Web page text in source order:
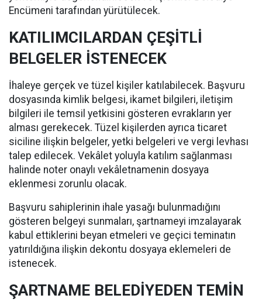
Encümeni tarafından yürütülecek.
KATILIMCILARDAN ÇEŞİTLİ
BELGELER İSTENECEK
İhaleye gerçek ve tüzel kişiler katılabilecek. Başvuru
dosyasında kimlik belgesi, ikamet bilgileri, iletişim
bilgileri ile temsil yetkisini gösteren evrakların yer
alması gerekecek. Tüzel kişilerden ayrıca ticaret
siciline ilişkin belgeler, yetki belgeleri ve vergi levhası
talep edilecek. Vekâlet yoluyla katılım sağlanması
halinde noter onaylı vekâletnamenin dosyaya
eklenmesi zorunlu olacak.
Başvuru sahiplerinin ihale yasağı bulunmadığını
gösteren belgeyi sunmaları, şartnameyi imzalayarak
kabul ettiklerini beyan etmeleri ve geçici teminatın
yatırıldığına ilişkin dekontu dosyaya eklemeleri de
istenecek.
ŞARTNAME BELEDİYEDEN TEMİN